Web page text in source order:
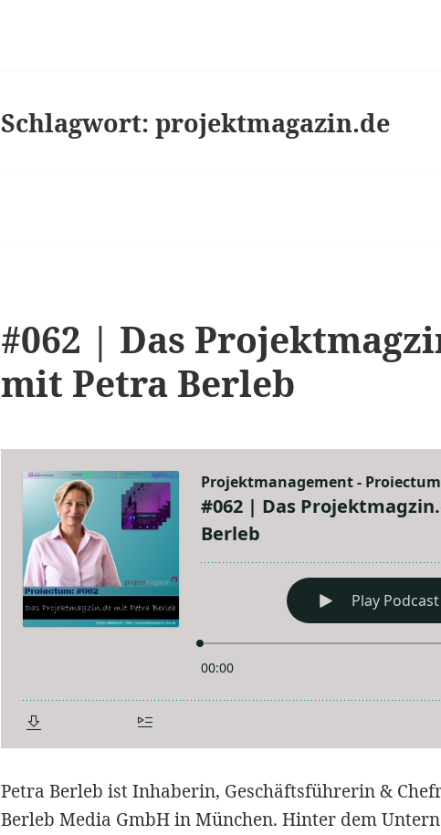
Schlagwort:projektmagazin.de
#062 | Das
mit Petra Berleb
Petra Berleb ist Inhaberin, Geschäftsführerin &
Berleb Media GmbH in München. Hinter dem